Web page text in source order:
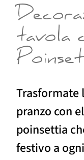
tavola
Trasformate
pranzo con
poinsettia
festivo a